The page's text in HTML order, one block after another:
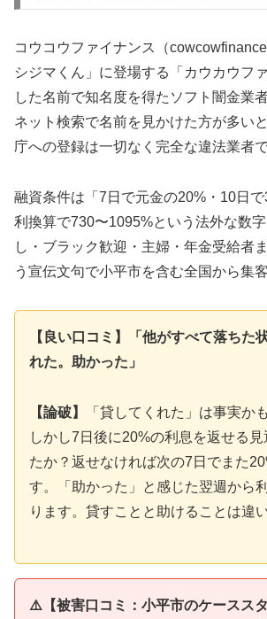
コウコウファイナンス（
シジマくん」に登場する「カウカウフ
した名前で知名度を得たソフト闇金業
ネット検索で名前を見かけた方が多い
庁への登録は一切なく完全な違法業者で
融資条件は「7日で元金の20%・10日
利換算で730〜1095%という法外な数
し・ブラック歓迎・主婦・年金受給者
う宣伝文句で小平市を含む全国から集
【良い口コミ】「他がすべて落ちた
れた。助かった」
【論破】
「貸してくれた」は事実か
しかし7日後に20%の利息を返せる
たか？返せなければ次の7日でまた
す。「助かった」と感じた翌週から
ります。貸すことと助けることは違い
⚠️【被害口コミ：小平市のケーススタ